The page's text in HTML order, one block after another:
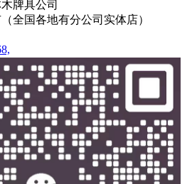
牌具公司
全国各地有分公司实体店）